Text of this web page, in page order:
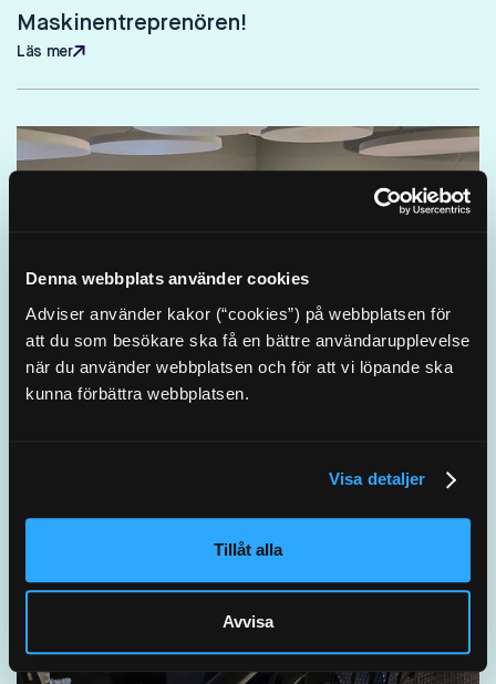
Denna webbplats använder cookies
Adviser använder kakor (“cookies”) på webbplatsen för
att du som besökare ska få en bättre användarupplevelse
när du använder webbplatsen och för att vi löpande ska
kunna förbättra webbplatsen.
Visa detaljer
Tillåt alla
Avvisa
Maskinentreprenören!
Läs mer